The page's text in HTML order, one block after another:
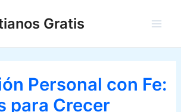
Gratis
Personal con Fe:
para Crecer